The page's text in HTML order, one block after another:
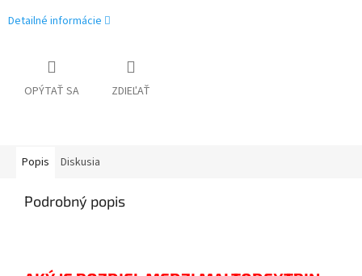
Detailné informácie
OPÝTAŤ SA ZDIEĽAŤ
Popis Diskusia
Podrobný popis